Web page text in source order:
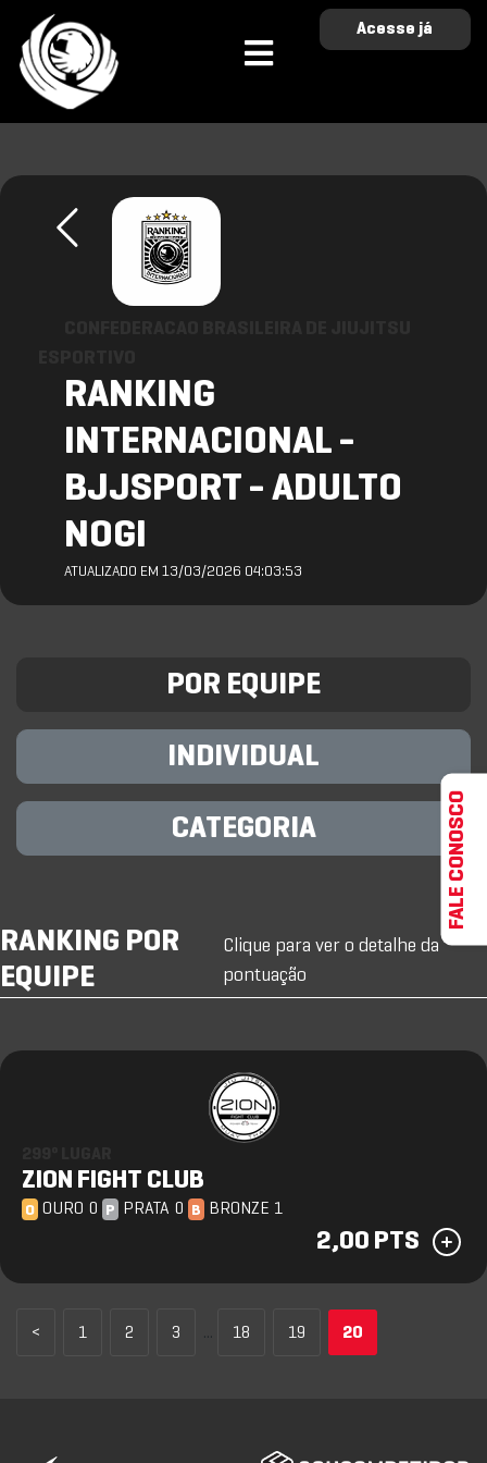
Acesse já
RANKING
INTERNACIONAL -
BJJSPORT - ADULTO
NOGI
ATUALIZADO EM 13/03/2026 04:03:53
POR EQUIPE
INDIVIDUAL
CATEGORIA
RANKING POR
EQUIPE
Clique para ver o detalhe da
pontuação
ZION FIGHT CLUB
O OURO 0 P PRATA 0 B BRONZE 1
2,00 PTS
< 1 2 3 ... 18 19 20
FALE CONOSCO